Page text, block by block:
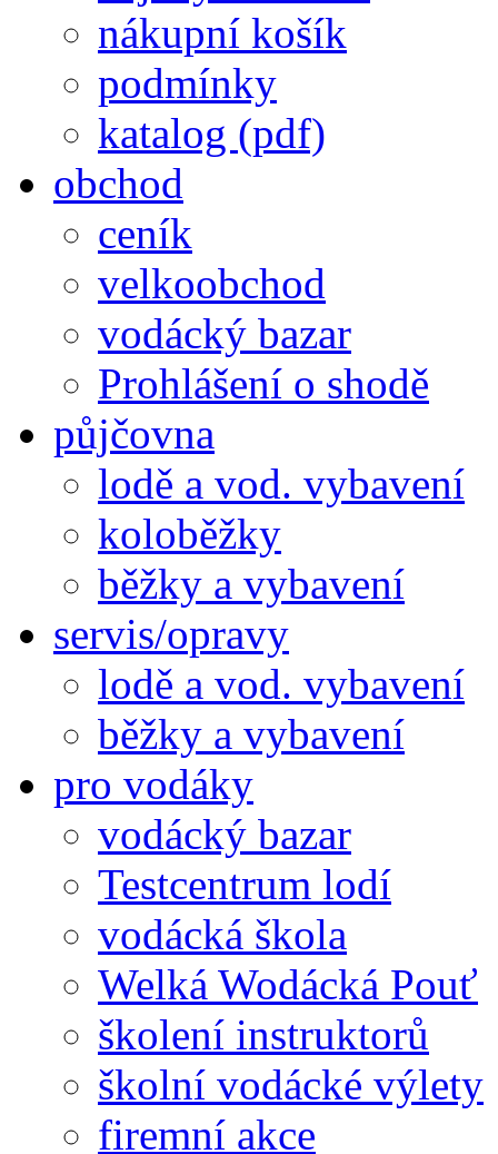
nákupní košík
podmínky
katalog (pdf)
obchod
ceník
velkoobchod
vodácký bazar
Prohlášení o shodě
půjčovna
lodě a vod. vybavení
koloběžky
běžky a vybavení
servis/opravy
lodě a vod. vybavení
běžky a vybavení
pro vodáky
vodácký bazar
Testcentrum lodí
vodácká škola
Welká Wodácká Pouť
školení instruktorů
školní vodácké výlety
firemní akce